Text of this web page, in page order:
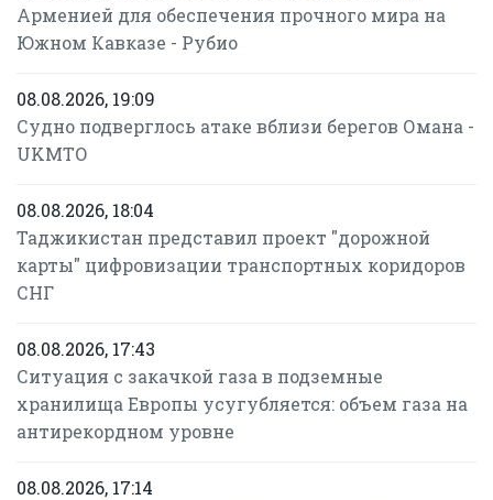
Арменией для обеспечения прочного мира на
Южном Кавказе - Рубио
08.08.2026, 19:09
Судно подверглось атаке вблизи берегов Омана -
UKMTO
08.08.2026, 18:04
Таджикистан представил проект "дорожной
карты" цифровизации транспортных коридоров
СНГ
08.08.2026, 17:43
Ситуация с закачкой газа в подземные
хранилища Европы усугубляется: объем газа на
антирекордном уровне
08.08.2026, 17:14